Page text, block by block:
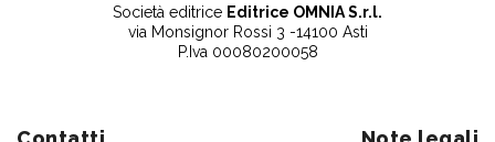
Società editrice Editrice OMNIA S.r.l.
via Monsignor Rossi 3 -14100 Asti
P.Iva 00080200058